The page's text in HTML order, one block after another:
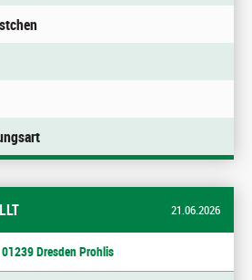
21.06.2026
Dresden Prohlis